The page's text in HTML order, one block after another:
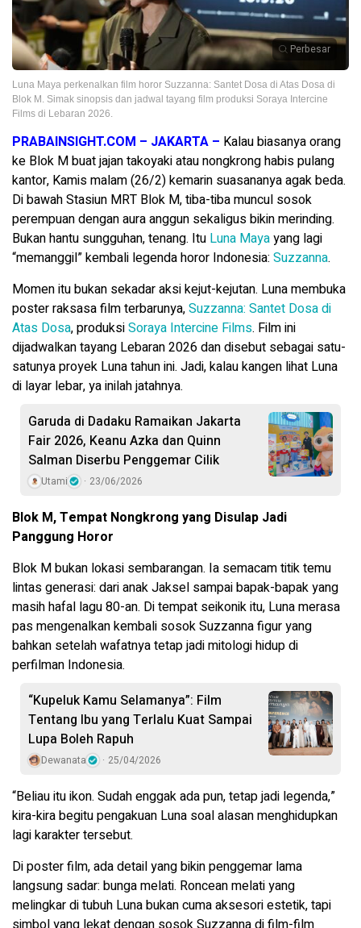
Perbesar
Luna Maya perkenalkan film horor Suzzanna: Santet Dosa di Atas Dosa di
Blok M. Simak sinopsis dan jadwal tayang film produksi Soraya Intercine
Films di Lebaran 2026.
PRABAINSIGHT.COM – JAKARTA – Kalau biasanya orang
ke Blok M buat jajan takoyaki atau nongkrong habis pulang
kantor, Kamis malam (26/2) kemarin suasananya agak beda.
Di bawah Stasiun MRT Blok M, tiba-tiba muncul sosok
perempuan dengan aura anggun sekaligus bikin merinding.
Bukan hantu sungguhan, tenang. Itu Luna Mayayang lagi
“memanggil” kembali legenda horor Indonesia: Suzzanna.
Momen itu bukan sekadar aksi kejut-kejutan. Luna membuka
poster raksasa film terbarunya,Suzzanna: Santet Dosa di
Atas Dosa, produksiSoraya Intercine Films. Film ini
dijadwalkan tayang Lebaran 2026 dan disebut sebagai satu-
satunya proyek Luna tahun ini. Jadi, kalau kangen lihat Luna
di layar lebar, ya inilah jatahnya.
Garuda di Dadaku Ramaikan Jakarta
Fair 2026, Keanu Azka dan Quinn
Salman Diserbu Penggemar Cilik
Utami 23/06/2026
Blok M, Tempat Nongkrong yang Disulap Jadi
Panggung Horor
Blok M bukan lokasi sembarangan. Ia semacam titik temu
lintas generasi: dari anak Jaksel sampai bapak-bapak yang
masih hafal lagu 80-an. Di tempat seikonik itu, Luna merasa
pas mengenalkan kembali sosok Suzzanna figur yang
bahkan setelah wafatnya tetap jadi mitologi hidup di
perfilman Indonesia.
“Kupeluk Kamu Selamanya”: Film
Tentang Ibu yang Terlalu Kuat Sampai
Lupa Boleh Rapuh
Dewanata 25/04/2026
“Beliau itu ikon. Sudah enggak ada pun, tetap jadi legenda,”
kira-kira begitu pengakuan Luna soal alasan menghidupkan
lagi karakter tersebut.
Di poster film, ada detail yang bikin penggemar lama
langsung sadar: bunga melati. Roncean melati yang
melingkar di tubuh Luna bukan cuma aksesori estetik, tapi